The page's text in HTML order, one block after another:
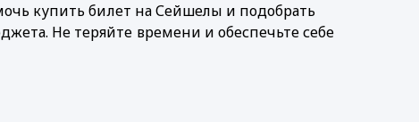
купить билет на Сейшелы и подобрать
Не теряйте времени и обеспечьте себе